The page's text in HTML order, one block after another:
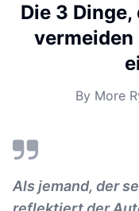
Die 3
vermeiden
By More
Als jemand, der